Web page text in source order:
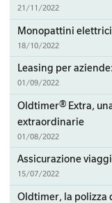
21/11/2022
Monopattini
18/10/2022
Leasing per
01/09/2022
Oldtimer® Extra,
extraordinarie
01/08/2022
Assicurazione
15/07/2022
Oldtimer, la polizza